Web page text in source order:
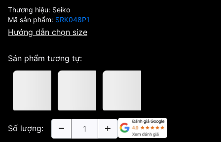
Thương hiệu: Seiko
Mã sản phẩm: SRK048P1
Hướng dẫn chọn size
Sản phẩm tương tự:
Số lượng: